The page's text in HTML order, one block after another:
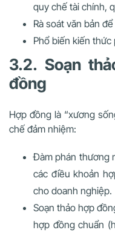
quy chế tài chính,
Rà soát văn bản
Phổ biến kiến thức
3.2. Soạn
đồng
Hợp đồng là “xương
chế đảm nhiệm:
Đàm phán thương
các điều khoản
cho doanh nghiệp.
Soạn thảo hợp
hợp đồng chuẩn